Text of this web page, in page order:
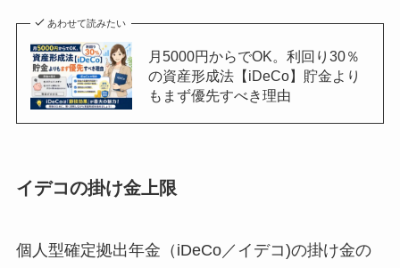
あわせて読みたい
月5000円からでOK。利回り30％
の資産形成法【iDeCo】貯金より
もまず優先すべき理由
イデコの掛け金上限
個人型確定拠出年金（iDeCo／イデコ)の掛け金の